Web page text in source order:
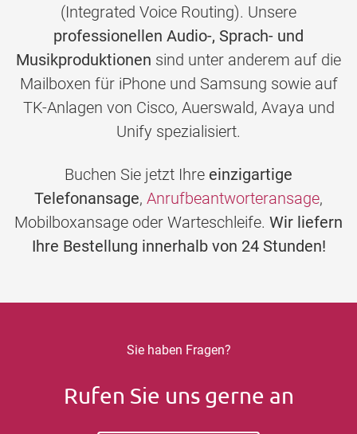
(Integrated Voice Routing). Unsere
professionellen Audio-, Sprach- und
Musikproduktionen sind unter anderem auf die
Mailboxen für iPhone und Samsung sowie auf
TK-Anlagen von Cisco, Auerswald, Avaya und
Unify spezialisiert.
Buchen Sie jetzt Ihre einzigartige
Telefonansage, Anrufbeantworteransage,
Mobilboxansage oder Warteschleife. Wir liefern
Ihre Bestellung innerhalb von 24 Stunden!
Sie haben Fragen?
Rufen Sie uns gerne an